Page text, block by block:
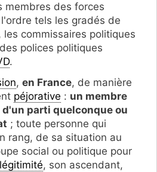
membres des forces
tels les gradés de
les commissaires politiques
polices politiques
.
, en France, de manière
péjorative : un membre
parti quelconque ou
; toute personne qui
rang, de sa situation au
social ou politique pour
légitimité, son ascendant,